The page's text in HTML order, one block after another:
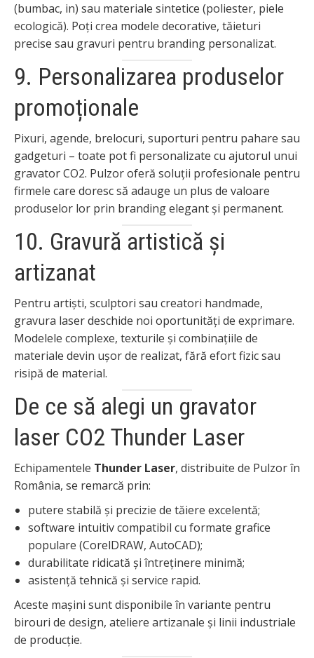
(bumbac, in) sau materiale sintetice (poliester, piele
ecologică). Poți crea modele decorative, tăieturi
precise sau gravuri pentru branding personalizat.
9. Personalizarea produselor
promoționale
Pixuri, agende, brelocuri, suporturi pentru pahare sau
gadgeturi – toate pot fi personalizate cu ajutorul unui
gravator CO2. Pulzor oferă soluții profesionale pentru
firmele care doresc să adauge un plus de valoare
produselor lor prin branding elegant și permanent.
10. Gravură artistică și
artizanat
Pentru artiști, sculptori sau creatori handmade,
gravura laser deschide noi oportunități de exprimare.
Modelele complexe, texturile și combinațiile de
materiale devin ușor de realizat, fără efort fizic sau
risipă de material.
De ce să alegi un gravator
laser CO2 Thunder Laser
Echipamentele Thunder Laser, distribuite de Pulzor în
România, se remarcă prin:
putere stabilă și precizie de tăiere excelentă;
software intuitiv compatibil cu formate grafice
populare (CorelDRAW, AutoCAD);
durabilitate ridicată și întreținere minimă;
asistență tehnică și service rapid.
Aceste mașini sunt disponibile în variante pentru
birouri de design, ateliere artizanale și linii industriale
de producție.